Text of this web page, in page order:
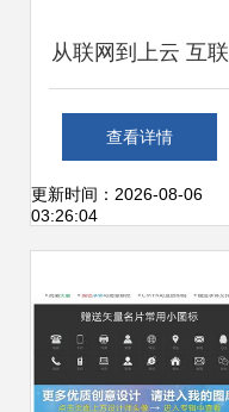
从联网到上云 互联
网与云计算的交织
现象探析
查看详情
更新时间：2026-08-06
03:26:04